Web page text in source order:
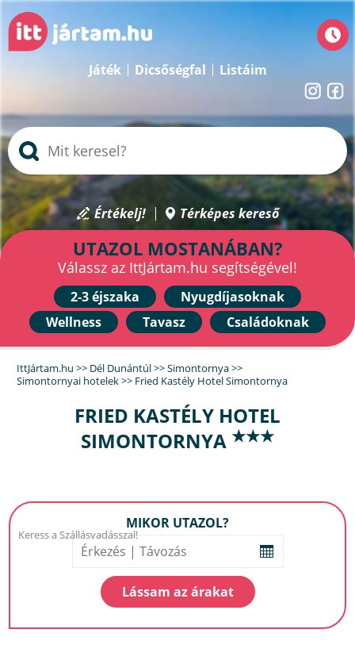
Játék Dicsőségfal Listáim
Értékelj! Térképes kereső
UTAZOL MOSTANÁBAN?
Válassz az IttJártam.hu segítségével!
2-3 éjszaka
Nyugdíjasoknak
Wellness
Tavasz Családoknak
IttJártam.hu >> Dél Dunántúl>>Simontornya>>
Simontornyai hotelek>> Fried Kastély Hotel Simontornya
FRIED KASTÉLY HOTEL
SIMONTORNYA ★★★
MIKOR UTAZOL?